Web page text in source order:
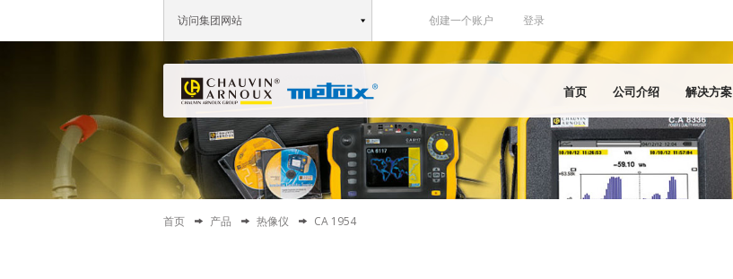
访问集团网站 创建一个账户 登录
首页 公司介绍 解决方案
首页 产品 热像仪 CA 1954